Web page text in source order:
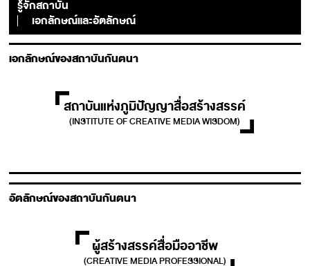
รู้จักสถาบัน
เอกลักษณ์และอัตลักษณ์
เอกลักษณ์ของสถาบันกันตนา
สถาบันแห่งภูมิปัญญาสื่อสร้างสรรค์
(INSTITUTE OF CREATIVE MEDIA WISDOM)
อัตลักษณ์ของสถาบันกันตนา
ผู้สร้างสรรค์สื่อมืออาชีพ
(CREATIVE MEDIA PROFESSIONAL)